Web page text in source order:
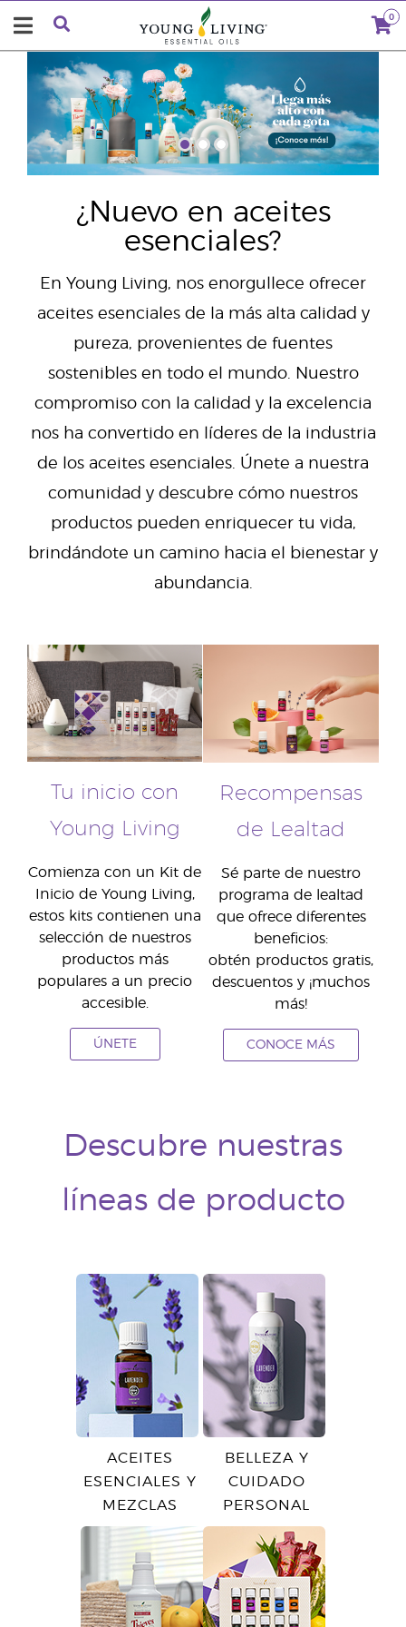
0
¿Nuevo en aceites
esenciales?
En Young Living, nos enorgullece ofrecer
aceites esenciales de la más alta calidad y
pureza, provenientes de fuentes
sostenibles en todo el mundo. Nuestro
compromiso con la calidad y la excelencia
nos ha convertido en líderes de la industria
de los aceites esenciales. Únete a nuestra
comunidad y descubre cómo nuestros
productos pueden enriquecer tu vida,
brindándote un camino hacia el bienestar y
abundancia.
Tu inicio con
Young Living
Comienza con un Kit de
Inicio de Young Living,
estos kits contienen una
selección de nuestros
productos más
populares a un precio
accesible.
ÚNETE
Recompensas
de Lealtad
Sé parte de nuestro
programa de lealtad
que ofrece diferentes
beneficios:
obtén productos gratis,
descuentos y ¡muchos
más!
CONOCE MÁS
Descubre nuestras
líneas de producto
ACEITES
ESENCIALES Y
MEZCLAS
BELLEZA Y
CUIDADO
PERSONAL